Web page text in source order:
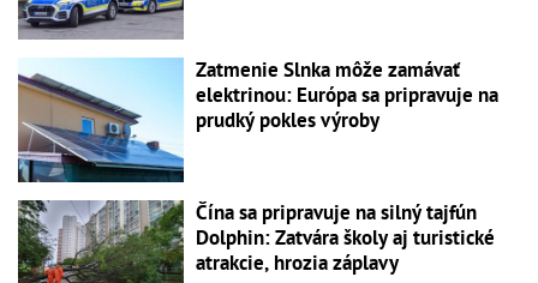
Zatmenie Slnka môže zamávať
elektrinou: Európa sa pripravuje na
prudký pokles výroby
Čína sa pripravuje na silný tajfún
Dolphin: Zatvára školy aj turistické
atrakcie, hrozia záplavy